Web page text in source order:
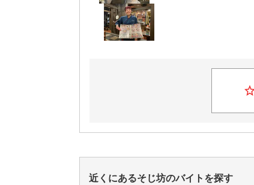
近くにあるそじ坊のバイトを探す